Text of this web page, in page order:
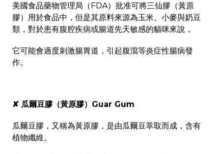
美國食品藥物管理局（FDA）批准可將三仙膠（黃原
膠）用於食品中，但是其原料來源為玉米、小麥與奶豆
類，對於患有腹腔疾病或腸道先天敏感的貓咪來說，
它可能會過度刺激腸胃道，引起腹瀉等炎症性腸病發
作。
✘ 瓜爾豆膠（黃原膠）Guar Gum
瓜爾豆膠，又稱為黃原膠，是由瓜爾豆萃取而成，含有
植物纖維。